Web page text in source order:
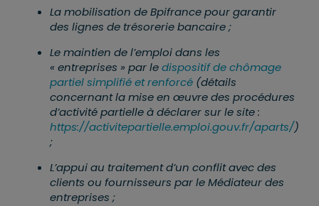
La mobilisation de Bpifrance pour garantir
des lignes de trésorerie bancaire ;
Le maintien de l’emploi dans les
« entreprises » par ledispositif de chômage
partiel simplifié et renforcé (détails
concernant la mise en œuvre des procédures
d’activité partielle à déclarer sur le site :
https://activitepartielle.emploi.gouv.fr/aparts/)
;
L’appui au traitement d’un conflit avec des
clients ou fournisseurs par le Médiateur des
entreprises ;